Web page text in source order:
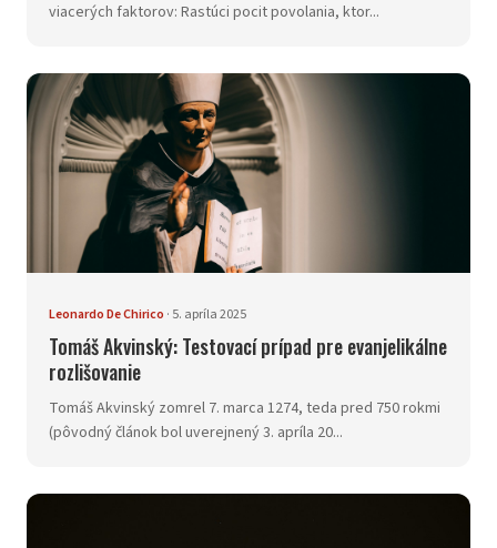
viacerých faktorov: Rastúci pocit povolania, ktor...
Leonardo De Chirico · 5. apríla 2025
Tomáš Akvinský: Testovací prípad pre evanjelikálne
rozlišovanie
Tomáš Akvinský zomrel 7. marca 1274, teda pred 750 rokmi
(pôvodný článok bol uverejnený 3. apríla 20...